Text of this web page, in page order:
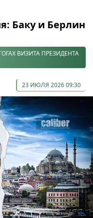
Баку и Берлин
ВИЗИТА ПРЕЗИДЕНТА
23 ИЮЛЯ 2026 09:30